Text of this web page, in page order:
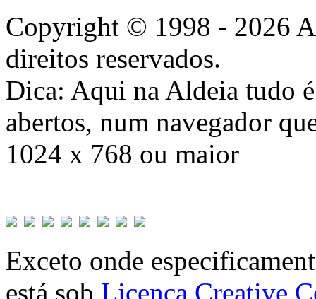
Copyright © 1998 - 2026
direitos reservados.
Dica: Aqui na Aldeia tudo
abertos, num navegador
1024 x 768 ou maior
Exceto onde
está sob Licença Creative